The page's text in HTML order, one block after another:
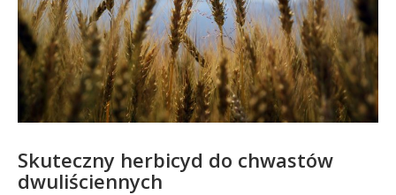
Skuteczny herbicyd do chwastów
dwuliściennych